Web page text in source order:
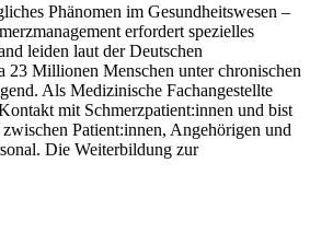
Phänomen im Gesundheitswesen –
erfordert spezielles
leiden laut der Deutschen
23 Millionen Menschen unter chronischen
Als Medizinische Fachangestellte
mit Schmerzpatient:innen und bist
Patient:innen, Angehörigen und
Die Weiterbildung zur